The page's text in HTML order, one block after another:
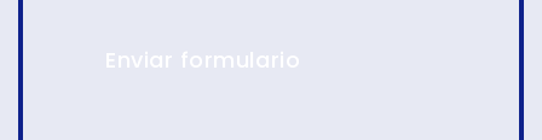
Enviar formulario